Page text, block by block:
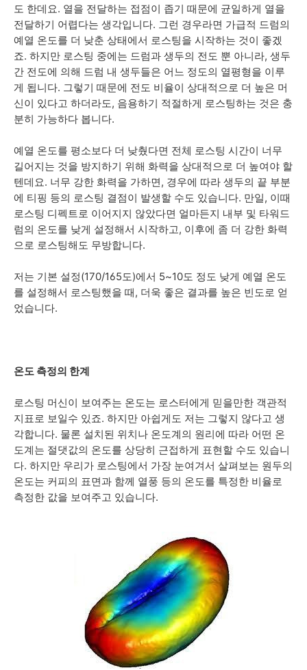
도 한데요. 열을 전달하는 접점이 좁기 때문에 균일하게 열을
전달하기 어렵다는 생각입니다. 그런 경우라면 가급적 드럼의
예열 온도를 더 낮춘 상태에서 로스팅을 시작하는 것이 좋겠
죠. 하지만 로스팅 중에는 드럼과 생두의 전도 뿐 아니라, 생두
간 전도에 의해 드럼 내 생두들은 어느 정도의 열평형을 이루
게 됩니다. 그렇기 때문에 전도 비율이 상대적으로 더 높은 머
신이 있다고 하더라도, 음용하기 적절하게 로스팅하는 것은 충
분히 가능하다 봅니다.
예열 온도를 평소보다 더 낮췄다면 전체 로스팅 시간이 너무
길어지는 것을 방지하기 위해 화력을 상대적으로 더 높여야 할
텐데요. 너무 강한 화력을 가하면, 경우에 따라 생두의 끝 부분
에 티핑 등의 로스팅 결점이 발생할 수도 있습니다. 만일, 이때
로스팅 디펙트로 이어지지 않았다면 얼마든지 내부 및 타워드
럼의 온도를 낮게 설정해서 시작하고, 이후에 좀 더 강한 화력
으로 로스팅해도 무방합니다.
저는 기본 설정(170/165도)에서 5~10도 정도 낮게 예열 온도
를 설정해서 로스팅했을 때, 더욱 좋은 결과를 높은 빈도로 얻
었습니다.
온도 측정의 한계
로스팅 머신이 보여주는 온도는 로스터에게 믿을만한 객관적
지표로 보일수 있죠. 하지만 아쉽게도 저는 그렇지 않다고 생
각합니다. 물론 설치된 위치나 온도계의 원리에 따라 어떤 온
도계는 절댓값의 온도를 상당히 근접하게 표현할 수도 있습니
다. 하지만 우리가 로스팅에서 가장 눈여겨서 살펴보는 원두의
온도는 커피의 표면과 함께 열풍 등의 온도를 특정한 비율로
측정한 값을 보여주고 있습니다.